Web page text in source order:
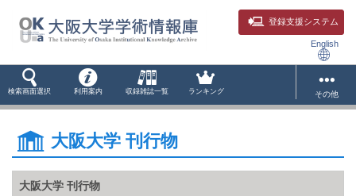
登録支援システム
English
検索画面選択 利用案内 収録雑誌一覧 ランキング その他
大阪大学 刊行物
大阪大学 刊行物